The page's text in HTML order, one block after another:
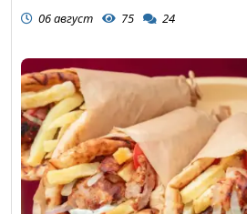
06 август 75 24